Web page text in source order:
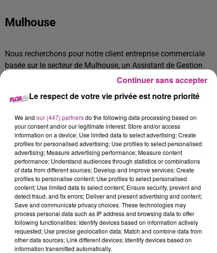
Mulhouse
Nous recherchons pour notre client entreprise commerciale
basée sur le secteur de Mulhouse, un Assistant de Gestion
Rattaché au Contrôle de Gestion, vous avez pour missions :
- Assurer le suivi des Accords de Coopérations Commerciales
(gestion des provisions, comptabilisation des factures,
relances...),
- Assurer le contrôle des données comptables en lien avec la
comptabilité,
- Analyser les chiffres d'affaires en lien avec le service
commercial,
- Assurer le suivi des litiges liés aux Accords de Coopérations
Commerciales en lien avec les opérationnels,
- Répondre aux demandes de soldes et d'audit,
- Préparer les différentes analyses dans le cadre des
prévisions.
Le respect de votre vie privée est notre priorité
We and our (447) partnersdo the following data processing based on
your consent and/or our legitimate interest: Store and/or access
information on a device; Use limited data to select advertising; Create
profiles for personalised advertising; Use profiles to select personalised
advertising; Measure advertising performance; Measure content
performance; Understand audiences through statistics or combinations
of data from different sources; Develop and improve services; Create
profiles to personalise content; Use profiles to select personalised
content; Use limited data to select content; Ensure security, prevent and
detect fraud, and fix errors; Deliver and present advertising and content;
Save and communicate privacy choices. These technologies may
process personal data such as IP address and browsing data to offer
following functionalities: Identify devices based on information actively
requested; Use precise geolocation data; Match and combine data from
other data sources; Link different devices; Identify devices based on
information transmitted automatically.
Continuer sans accepter